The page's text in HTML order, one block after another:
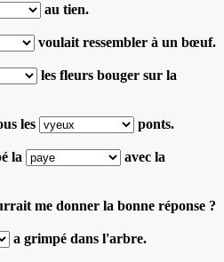
au tien.
voulait ressembler à un bœuf.
les fleurs bouger sur la
les ponts.
la
avec la
me donner la bonne réponse ?
a grimpé dans l'arbre.